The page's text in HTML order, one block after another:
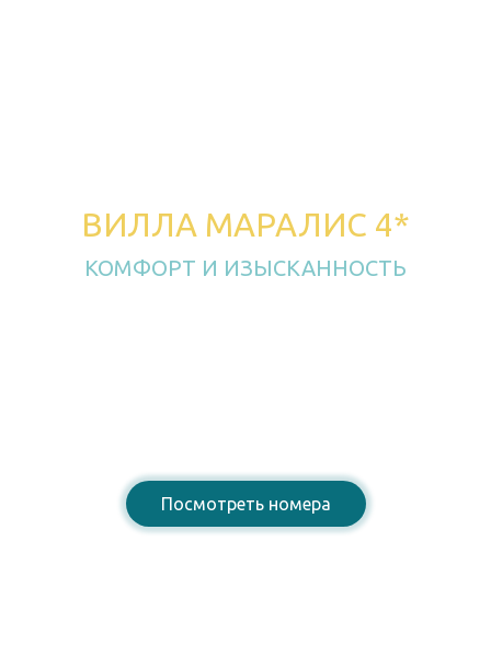
ВИЛЛА МАРАЛИС 4*
КОМФОРТ И ИЗЫСКАННОСТЬ
Посмотреть номера